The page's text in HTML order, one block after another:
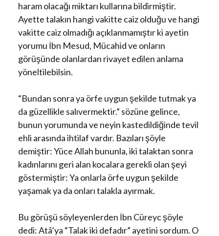
haram olacağı miktarı kullarına bildirmiştir.
Ayette talakın hangi vakitte caiz olduğu ve hangi
vakitte caiz olmadığı açıklanmamıştır ki ayetin
yorumu İbn Mesud, Mücahid ve onların
görüşünde olanlardan rivayet edilen anlama
yöneltilebilsin.
“Bundan sonra ya örfe uygun şekilde tutmak ya
da güzellikle salıvermektir.” sözüne gelince,
bunun yorumunda ve neyin kastedildiğinde tevil
ehli arasında ihtilaf vardır. Bazıları şöyle
demiştir: Yüce Allah bununla, iki talaktan sonra
kadınlarını geri alan kocalara gerekli olan şeyi
göstermiştir: Ya onlarla örfe uygun şekilde
yaşamak ya da onları talakla ayırmak.
Bu görüşü söyleyenlerden İbn Cüreyc şöyle
dedi: Atâ’ya “Talak iki defadır” ayetini sordum. O